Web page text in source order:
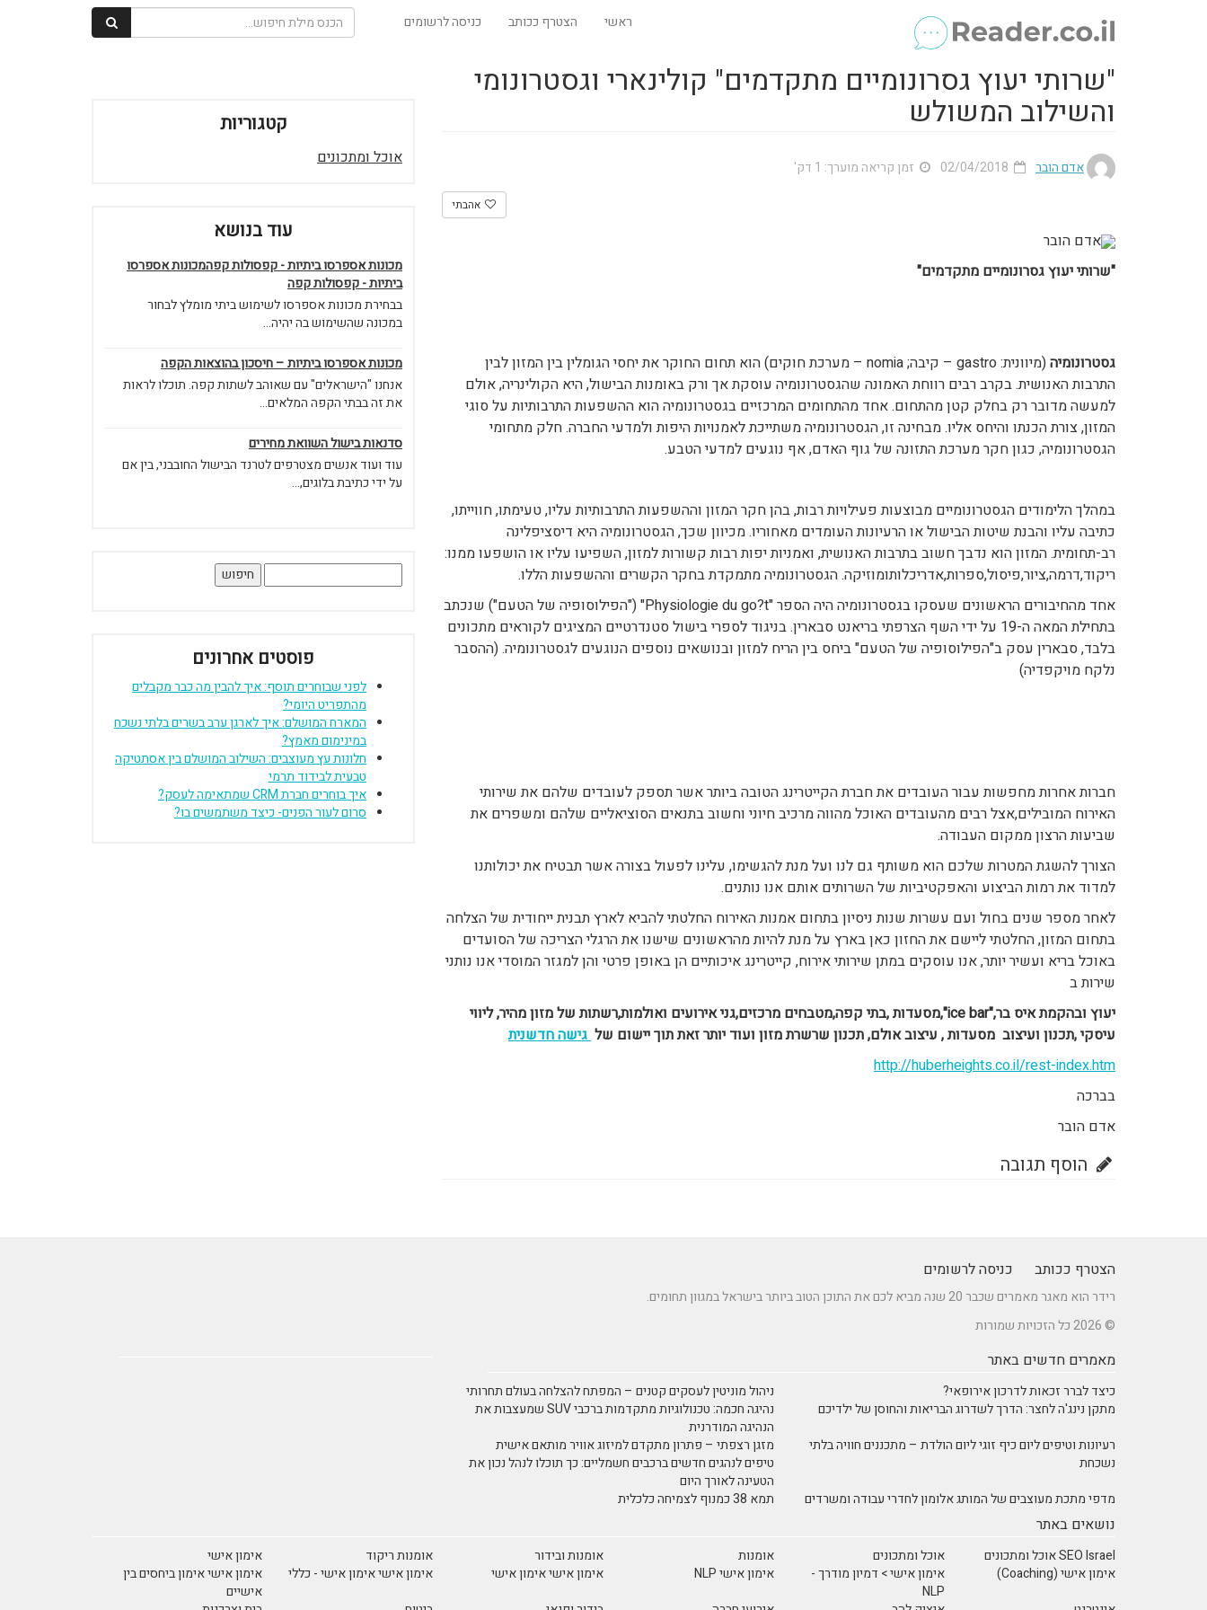
ראשי הצטרף ככותב כניסה לרשומים
"שרותי יעוץ גסרונומיים מתקדמים" קולינארי וגסטרונומי
והשילוב המשולש
אדם הובר זמן קריאה מוערך: 1 דק'
אהבתי
אדם הובר
"שרותי יעוץ גסרונומיים מתקדמים"
גסטרונומיה
(מיוונית: gastro – קיבה; nomia – מערכת חוקים) הוא תחום החוקר את יחסי הגומלין בין המזון לבין
התרבות האנושית. בקרב רבים רווחת האמונה שהגסטרונומיה עוסקת אך ורק באומנות הבישול, היא הקולינריה, אולם
למעשה מדובר רק בחלק קטן מהתחום. אחד מהתחומים המרכזיים בגסטרונומיה הוא ההשפעות התרבותיות על סוגי
המזון, צורת הכנתו והיחס אליו. מבחינה זו, הגסטרונומיה משתייכת לאמנויות היפות ולמדעי החברה. חלק מתחומי
הגסטרונומיה, כגון חקר מערכת התזונה של גוף האדם, אף נוגעים למדעי הטבע.
במהלך הלימודים הגסטרונומיים מבוצעות פעילויות רבות, בהן חקר המזון וההשפעות התרבותיות עליו, טעימתו, חווייתו,
כתיבה עליו והבנת שיטות הבישול או הרעיונות העומדים מאחוריו. מכיוון שכך, הגסטרונומיה היא דיסציפלינה
רב-תחומית. המזון הוא נדבך חשוב בתרבות האנושית, ואמניות יפות רבות קשורות למזון, השפיעו עליו או הושפעו ממנו:
ריקוד,דרמה,ציור,פיסול,ספרות,אדריכלותומוזיקה. הגסטרונומיה מתמקדת בחקר הקשרים וההשפעות הללו.
אחד מהחיבורים הראשונים שעסקו בגסטרונומיה היה הספר "Physiologie du go?t" ("הפילוסופיה של הטעם") שנכתב
בתחילת המאה ה-19 על ידי השף הצרפתי בריאנט סבארין. בניגוד לספרי בישול סטנדרטיים המציגים לקוראים מתכונים
בלבד, סבארין עסק ב"הפילוסופיה של הטעם" ביחס בין הריח למזון ובנושאים נוספים הנוגעים לגסטרונומיה. (ההסבר
נלקח מויקפדיה)
חברות אחרות מחפשות עבור העובדים את חברת הקייטרינג הטובה ביותר אשר תספק לעובדים שלהם את שירותי
האירוח המובילים,אצל רבים מהעובדים האוכל מהווה מרכיב חיוני וחשוב בתנאים הסוציאליים שלהם ומשפרים את
שביעות הרצון ממקום העבודה.
הצורך להשגת המטרות שלכם הוא משותף גם לנו ועל מנת להגשימו, עלינו לפעול בצורה אשר תבטיח את יכולותנו
למדוד את רמות הביצוע והאפקטיביות של השרותים אותם אנו נותנים.
לאחר מספר שנים בחול ועם עשרות שנות ניסיון בתחום אמנות האירוח החלטתי להביא לארץ תבנית ייחודית של הצלחה
בתחום המזון, החלטתי ליישם את החזון כאן בארץ על מנת להיות מהראשונים שישנו את הרגלי הצריכה של הסועדים
באוכל בריא ועשיר יותר, אנו עוסקים במתן שירותי אירוח, קייטרינג איכותיים הן באופן פרטי והן למגזר המוסדי אנו נותני
שירות ב
יעוץ ובהקמת איס בר,"ice bar",מסעדות ,בתי קפה,מטבחים מרכזים,גני אירועים ואולמות,רשתות של מזון מהיר, ליווי
עיסקי ,תכנון ועיצוב מסעדות , עיצוב אולם, תכנון שרשרת מזון ועוד יותר זאתתוך יישום שלגישה חדשנית
http://huberheights.co.il/rest-index.htm
בברכה
אדם הובר
הוסף תגובה
קטגוריות
אוכל ומתכונים
עוד בנושא
מכונות אספרסו ביתיות - קפסולות קפהמכונות אספרסו
ביתיות - קפסולות קפה
בבחירת מכונות אספרסו לשימוש ביתי מומלץ לבחור
במכונה שהשימוש בה יהיה...
מכונות אספרסו ביתיות – חיסכון בהוצאות הקפה
אנחנו "הישראלים" עם שאוהב לשתות קפה. תוכלו לראות
את זה בבתי הקפה המלאים...
סדנאות בישול השוואת מחירים
עוד ועוד אנשים מצטרפים לטרנד הבישול החובבני, בין אם
על ידי כתיבת בלוגים,...
חיפוש:
פוסטים אחרונים
לפני שבוחרים תוסף: איך להבין מה כבר מקבלים
מהתפריט היומי?
המארח המושלם: איך לארגן ערב בשרים בלתי נשכח
במינימום מאמץ?
חלונות עץ מעוצבים: השילוב המושלם בין אסתטיקה
טבעית לבידוד תרמי
איך בוחרים חברת CRM שמתאימה לעסק?
סרום לעור הפנים- כיצד משתמשים בו?
הצטרף ככותב כניסה לרשומים
רידר הוא מאגר מאמרים שכבר 20 שנה מביא לכם את התוכן הטוב ביותר בישראל במגוון תחומים.
© 2026 כל הזכויות שמורות
מאמרים חדשים באתר
כיצד לברר זכאות לדרכון אירופאי?
ניהול מוניטין לעסקים קטנים – המפתח להצלחה בעולם תחרותי
מתקן נינג'ה לחצר: הדרך לשדרוג הבריאות והחוסן של ילדיכם
נהיגה חכמה: טכנולוגיות מתקדמות ברכבי SUV שמעצבות את
הנהיגה המודרנית
רעיונות וטיפים ליום כיף זוגי ליום הולדת – מתכננים חוויה בלתי
נשכחת
מזגן רצפתי – פתרון מתקדם למיזוג אוויר מותאם אישית
טיפים לנהגים חדשים ברכבים חשמליים: כך תוכלו לנהל נכון את
הטעינה לאורך היום
מדפי מתכת מעוצבים של המותג אלומון לחדרי עבודה ומשרדים
תמא 38 כמנוף לצמיחה כלכלית
נושאים באתר
SEO Israel אוכל ומתכונים אוכל ומתכונים אומנות אומנות ובידור אומנות ריקוד
אימון אישי
אימון אישי (Coaching)
אימון אישי > דמיון מודרך -
NLP
אימון אישי NLP אימון אישי אימון אישי אימון אישי אימון אישי - כללי
אימון אישי אימון ביחסים בין
אישיים